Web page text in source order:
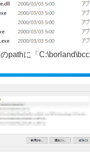
pathに「